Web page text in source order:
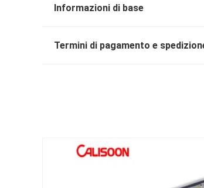
Informazioni di base
Termini di pagamento e